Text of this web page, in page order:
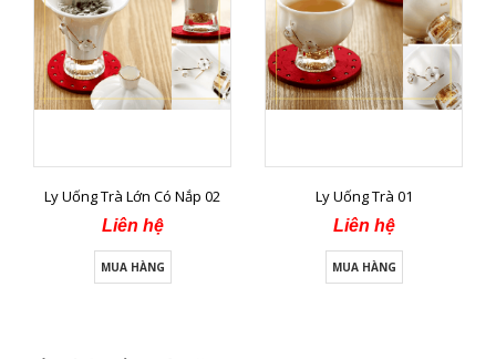
Ly Uống Trà Lớn Có Nắp 02
Liên hệ
MUA HÀNG
Ly Uống Trà 01
Liên hệ
MUA HÀNG